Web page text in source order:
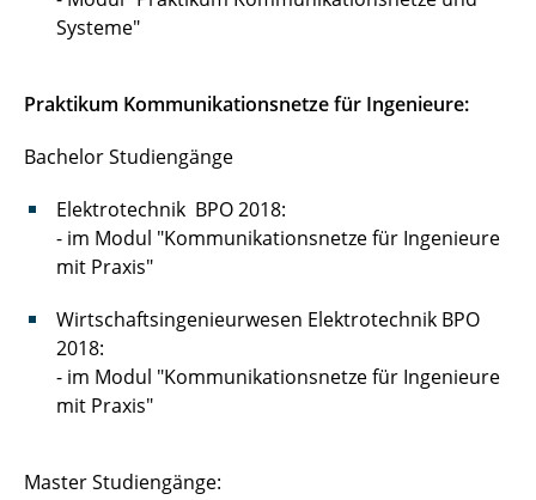
Systeme"
Praktikum Kommunikationsnetze für Ingenieure:
Bachelor Studiengänge
Elektrotechnik BPO 2018:
- im Modul "Kommunikationsnetze für Ingenieure
mit Praxis"
Wirtschaftsingenieurwesen Elektrotechnik BPO
2018:
- im Modul "Kommunikationsnetze für Ingenieure
mit Praxis"
Master Studiengänge: